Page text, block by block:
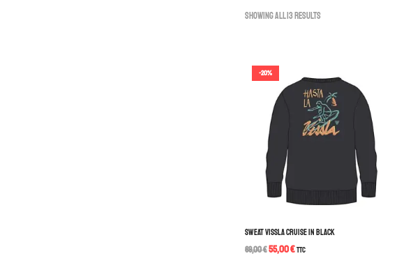
Showing all 13 results
-20%
SWEAT VISSLA CRUISE IN BLACK
69,00€55,00€TTC